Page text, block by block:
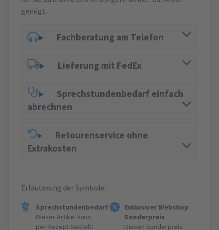
genügt.
Fachberatung am Telefon
Lieferung mit FedEx
Sprechstundenbedarf einfach
abrechnen
Retourenservice ohne
Extrakosten
Erläuterung der Symbole:
Sprechstundenbedarf
Dieser Artikel kann
per Rezept bestellt
Exklusiver Webshop
Sonderpreis
Diesen Sonderpreis